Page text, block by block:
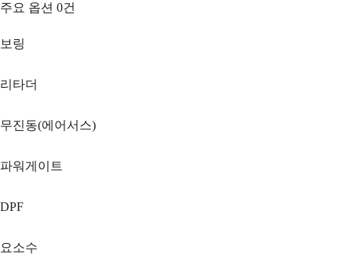
주요 옵션 0건
보링
리타더
무진동(에어서스)
파워게이트
DPF
요소수